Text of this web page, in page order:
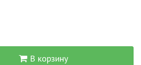
В корзину